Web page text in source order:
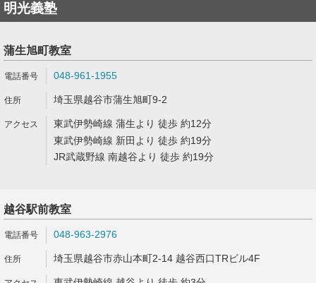
明光義塾
蒲生旭町教室
048-961-1955
埼玉県越谷市蒲生旭町9-2
東武伊勢崎線 蒲生より 徒歩 約12分
東武伊勢崎線 新田より 徒歩 約19分
JR武蔵野線 南越谷より 徒歩 約19分
越谷駅前教室
048-963-2976
埼玉県越谷市赤山本町2-14 越谷西口TRビル4F